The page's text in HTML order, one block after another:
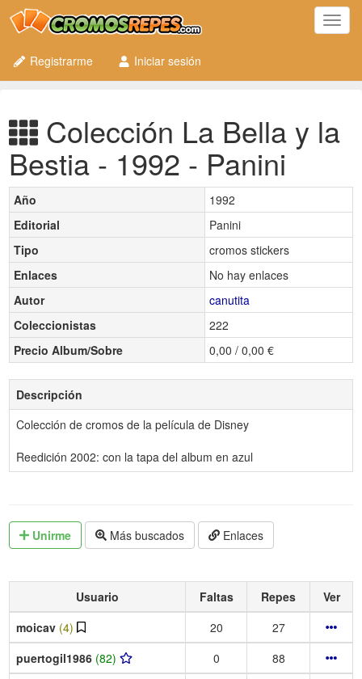
Registrarme
Iniciar sesión
Colección La Bella y la
Bestia - 1992 - Panini
Año
1992
Editorial
Panini
Tipo
cromos stickers
Enlaces
No hay enlaces
Autor
canutita
Coleccionistas
222
Precio Album/Sobre
0,00 / 0,00 €
Descripción
Colección de cromos de la película de Disney
Reedición 2002: con la tapa del album en azul
Unirme Más buscados Enlaces
Usuario Faltas Repes
Ver
moicav (4) 20
27
puertogil1986 (82) 0
88